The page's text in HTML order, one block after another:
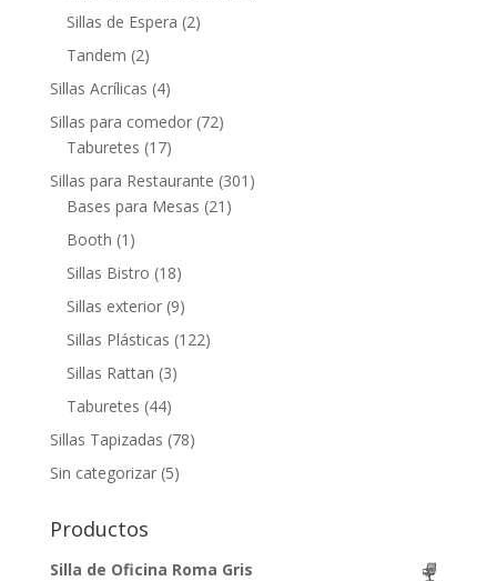
Sillas de Espera (2)
Tandem (2)
Sillas Acrílicas (4)
Sillas para comedor (72)
Taburetes (17)
Sillas para Restaurante (301)
Bases para Mesas (21)
Booth (1)
Sillas Bistro (18)
Sillas exterior (9)
Sillas Plásticas (122)
Sillas Rattan (3)
Taburetes (44)
Sillas Tapizadas (78)
Sin categorizar (5)
Productos
Silla de Oficina Roma Gris